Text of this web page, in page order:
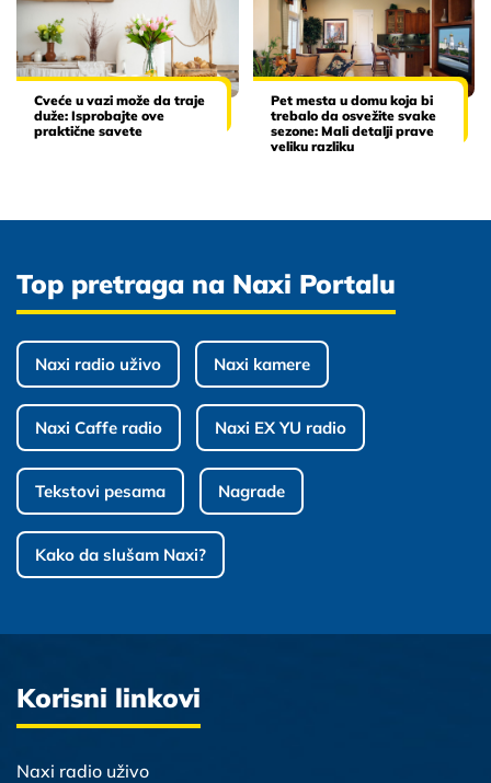
Cveće u vazi može da traje
duže: Isprobajte ove
praktične savete
Pet mesta u domu koja bi
trebalo da osvežite svake
sezone: Mali detalji prave
veliku razliku
Top pretraga na Naxi Portalu
Naxi radio uživo Naxi kamere
Naxi Caffe radio Naxi EX YU radio
Tekstovi pesama Nagrade
Kako da slušam Naxi?
Korisni linkovi
Naxi radio uživo